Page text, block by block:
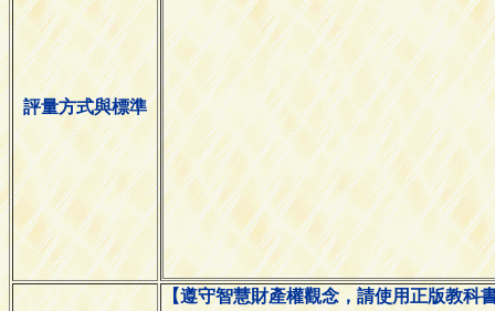
評量方式與標準
【遵守智慧財產權觀念，請使用正版教科